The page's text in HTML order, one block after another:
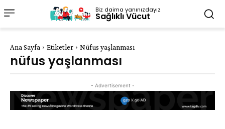
Biz daima yanınızdayız
Sağlıklı Vücut
Ana Sayfa Etiketler Nüfus yaşlanması
nüfus yaşlanması
- Advertisement -